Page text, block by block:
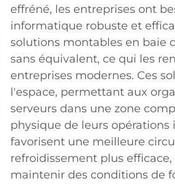
effréné, les entreprises ont
informatique robuste et
solutions montables en baie
sans équivalent, ce qui les
entreprises modernes. Ces
l'espace, permettant aux
serveurs dans une zone
physique de leurs
favorisent une meilleure
refroidissement plus
maintenir des conditions de